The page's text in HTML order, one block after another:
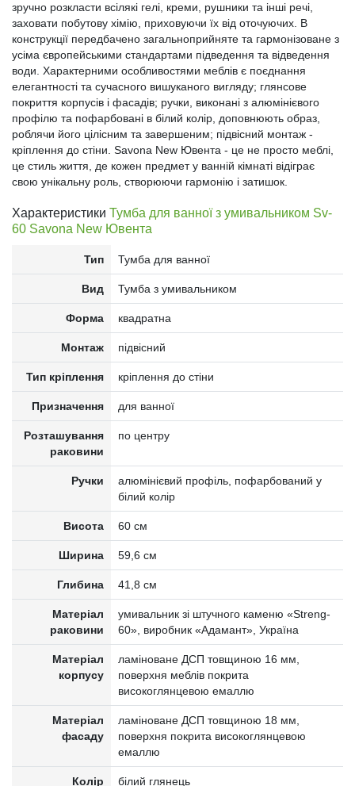
зручно розкласти всілякі гелі, креми, рушники та інші речі,
заховати побутову хімію, приховуючи їх від оточуючих. В
конструкції передбачено загальноприйняте та гармонізоване з
усіма європейськими стандартами підведення та відведення
води. Характерними особливостями меблів є поєднання
елегантності та сучасного вишуканого вигляду; глянсове
покриття корпусів і фасадів; ручки, виконані з алюмінієвого
профілю та пофарбовані в білий колір, доповнюють образ,
роблячи його цілісним та завершеним; підвісний монтаж -
кріплення до стіни. Savona New Ювента - це не просто меблі,
це стиль життя, де кожен предмет у ванній кімнаті відіграє
свою унікальну роль, створюючи гармонію і затишок.
Характеристики Тумба для ванної з умивальником Sv-
60 Savona New Ювента
Тип Тумба для ванної
Вид Тумба з умивальником
Форма квадратна
Монтаж підвісний
Тип кріплення кріплення до стіни
Призначення для ванної
Розташування
раковини
по центру
Ручки
алюмінієвий профіль, пофарбований у
білий колір
Висота 60 см
Ширина 59,6 см
Глибина 41,8 см
Матеріал
раковини
умивальник зі штучного каменю «Streng-
60», виробник «Адамант», Україна
Матеріал
корпусу
ламіноване ДСП товщиною 16 мм,
поверхня меблів покрита
високоглянцевою емаллю
Матеріал
фасаду
ламіноване ДСП товщиною 18 мм,
поверхня покрита високоглянцевою
емаллю
Колір білий глянець